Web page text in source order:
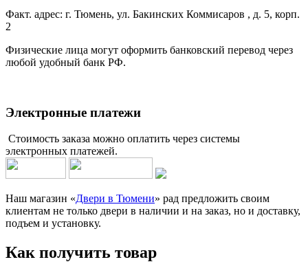
Факт. адрес: г. Тюмень, ул. Бакинских Коммисаров , д. 5, корп.
2
Физические лица могут оформить банковский перевод через
любой удобный банк РФ.
Электронные платежи
Стоимость заказа можно оплатить через системы
электронных платежей.
Наш магазин «Двери в Тюмени» рад предложить своим
клиентам не только двери в наличии и на заказ, но и доставку,
подъем и установку.
Как получить товар